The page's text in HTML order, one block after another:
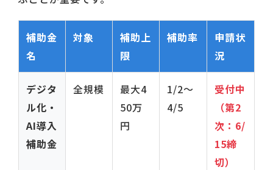
補助金
名
対象
補助上
限
補助率
申請状
況
デジタ
ル化・
AI導入
補助金
全規模
最大4
50万
円
1/2〜
4/5
受付中
（第2
次：6/
15締
切）